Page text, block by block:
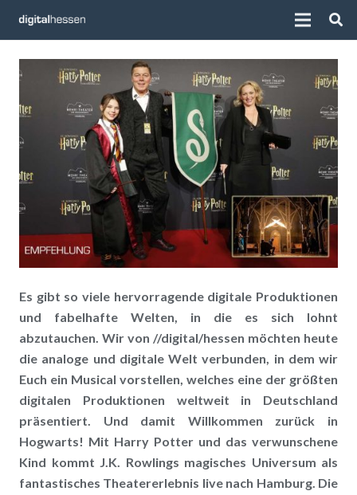
Es gibt so viele hervorragende digitale Produktionen
und fabelhafte Welten, in die es sich lohnt
abzutauchen. Wir von //digital/hessen möchten heute
die analoge und digitale Welt verbunden, in dem wir
Euch ein Musical vorstellen, welches eine der größten
digitalen Produktionen weltweit in Deutschland
präsentiert. Und damit Willkommen zurück in
Hogwarts! Mit Harry Potter und das verwunschene
Kind kommt J.K. Rowlings magisches Universum als
fantastisches Theatererlebnis live nach Hamburg. Die